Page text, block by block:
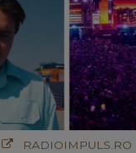
RADIOIMPULS.RO